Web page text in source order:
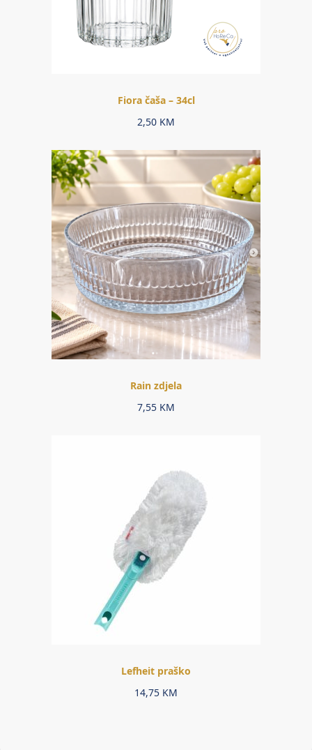
Fiora čaša – 34cl
2,50 KM
Rain zdjela
7,55 KM
Lefheit praško
14,75 KM